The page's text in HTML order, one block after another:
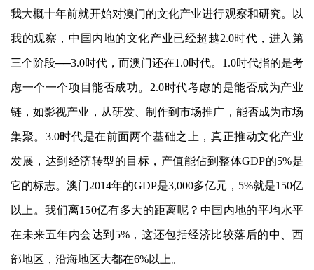
我大概十年前就开始对澳门的文化产业进行观察和研究。以
我的观察，中国内地的文化产业已经超越2.0时代，进入第
三个阶段──3.0时代，而澳门还在1.0时代。1.0时代指的是考
虑一个一个项目能否成功。2.0时代考虑的是能否成为产业
链，如影视产业，从研发、制作到市场推广，能否成为市场
集聚。3.0时代是在前面两个基础之上，真正推动文化产业
发展，达到经济转型的目标，产值能佔到整体GDP的5%是
它的标志。澳门2014年的GDP是3,000多亿元，5%就是150亿
以上。我们离150亿有多大的距离呢？中国内地的平均水平
在未来五年内会达到5%，这还包括经济比较落后的中、西
部地区，沿海地区大都在6%以上。